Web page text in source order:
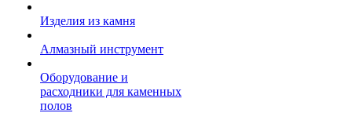
Изделия из камня
Алмазный инструмент
Оборудование и
расходники для каменных
полов